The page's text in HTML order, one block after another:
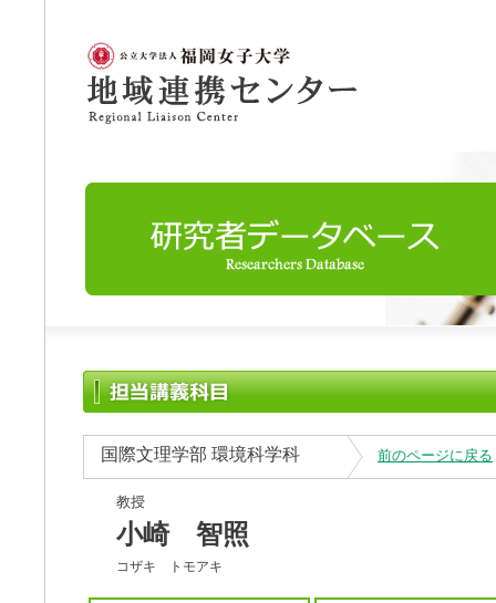
国際文理学部 環境科学科 前のページに戻る
教授
小崎 智照
コザキ トモアキ